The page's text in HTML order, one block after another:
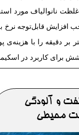
نانوالیاف مورد
افزایش قابل‌توجه نرخ